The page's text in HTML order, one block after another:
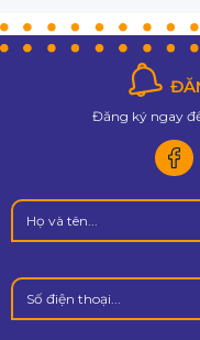
Đăng ký ngay